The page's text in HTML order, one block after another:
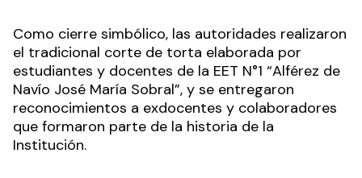
Como cierre simbólico, las autoridades realizaron
el tradicional corte de torta elaborada por
estudiantes y docentes de la EET N°1 “Alférez de
Navío José María Sobral”, y se entregaron
reconocimientos a exdocentes y colaboradores
que formaron parte de la historia de la
Institución.